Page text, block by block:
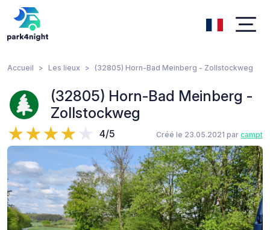
Accueil Les lieux (32805) Horn-Bad Meinberg - Zollstockweg
(32805) Horn-Bad Meinberg -
Zollstockweg
4/5 Créé le 23.05.2021 par campt